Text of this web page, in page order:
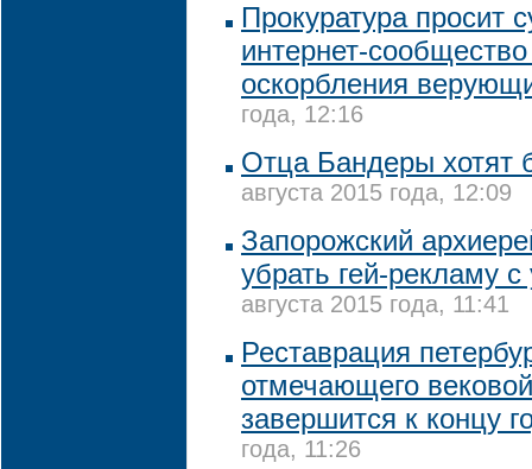
Прокуратура просит
интернет-
оскорбления
года, 12:16
Отца Бандеры хотят
августа 2015 года, 12:09
Запорожский
убрать гей-рекламу с
августа 2015 года, 11:41
Реставрация
отмечающего
завершится к концу
года, 11:26